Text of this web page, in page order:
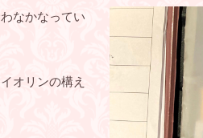
なかなってい
オリンの構え